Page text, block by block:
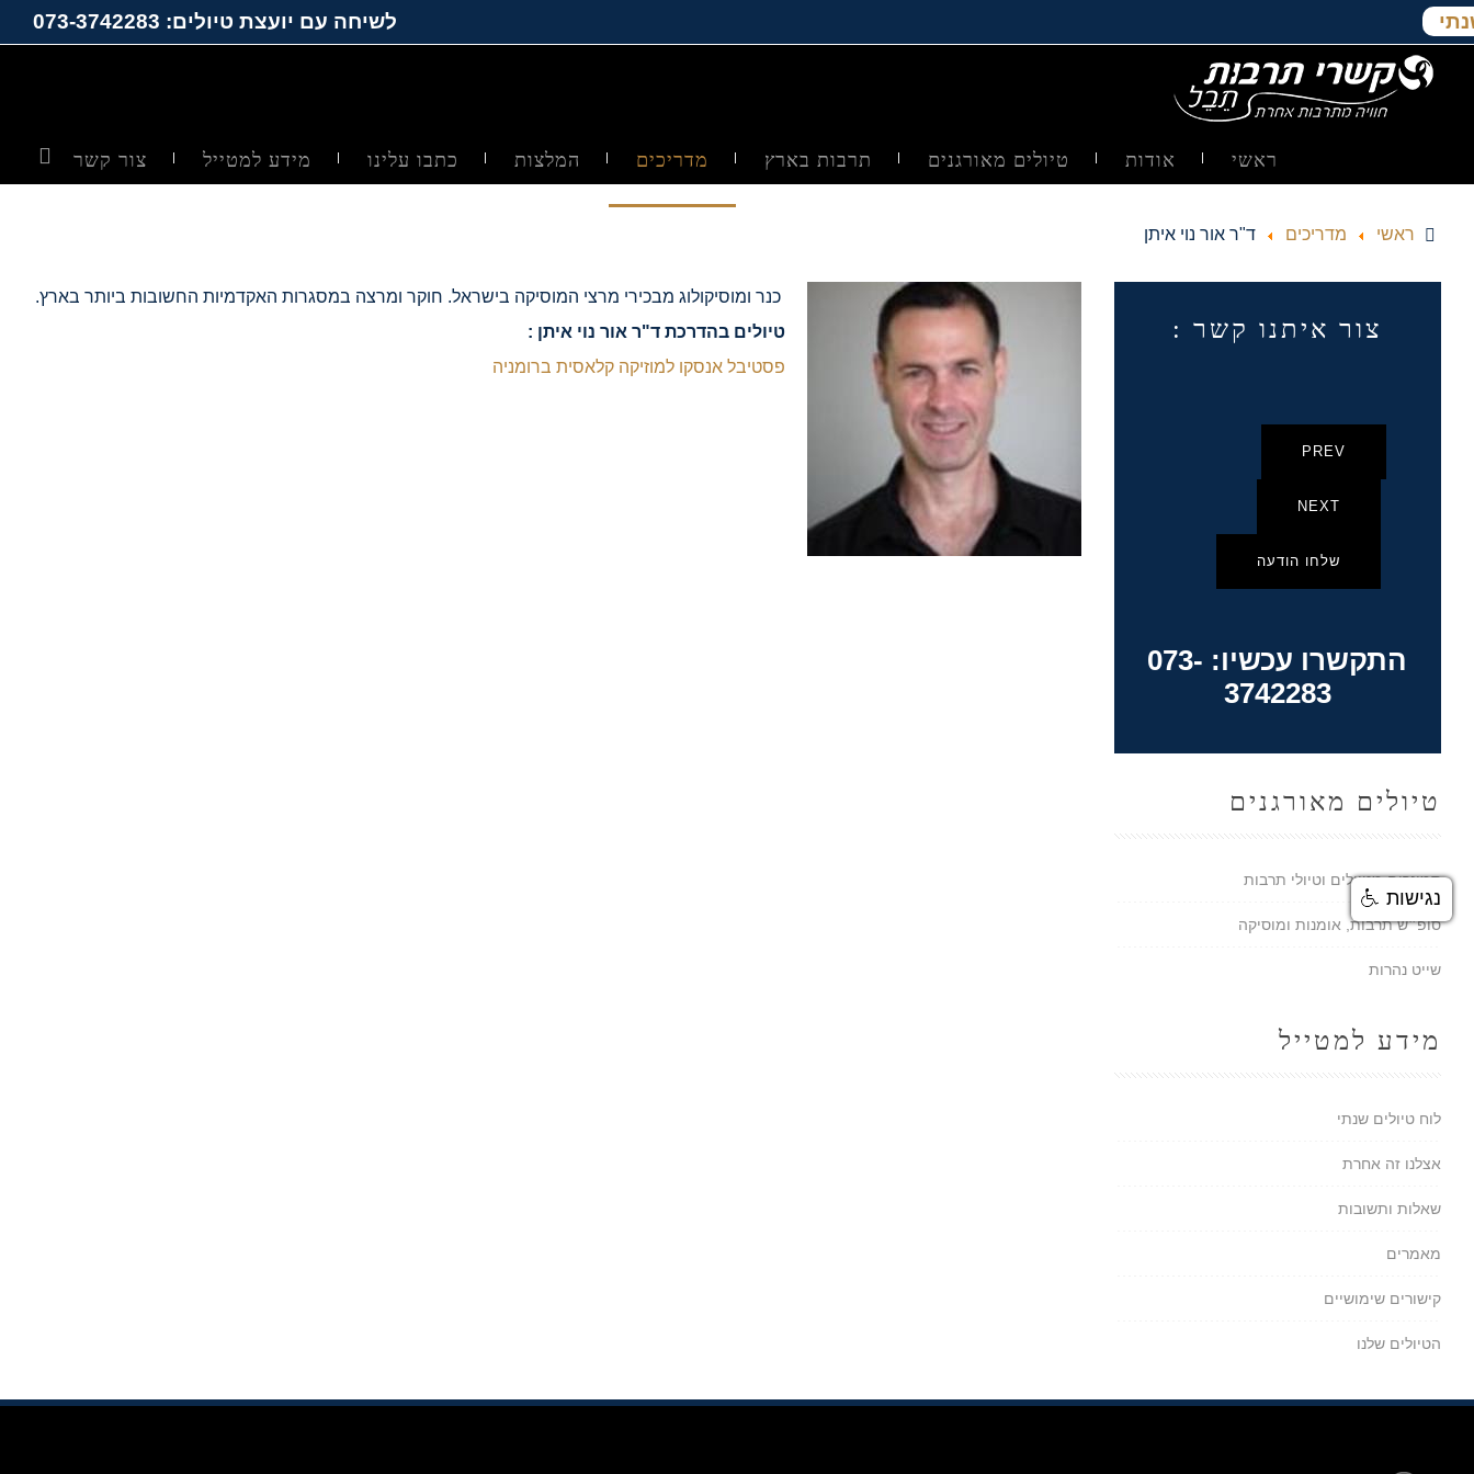
לשיחה עם יועצת טיולים: 073-3742283
ראשי אודות טיולים מאורגנים תרבות בארץ מדריכים המלצות כתבו עלינו מידע למטייל צור קשר
ראשי מדריכים ד"ר אור נוי איתן
כנר ומוסיקולוג מבכירי מרצי המוסיקה בישראל. חוקר ומרצה במסגרות האקדמיות החשובות ביותר בארץ.
טיולים בהדרכת ד"ר אור נוי איתן :
פסטיבל אנסקו למוזיקה קלאסית ברומניה
צור איתנו קשר :
PREV
NEXT
שלחו הודעה
התקשרו עכשיו: 073-
3742283
טיולים מאורגנים
סמינרים מטיילים וטיולי תרבות
סופ״ש תרבות, אומנות ומוסיקה
שייט נהרות
מידע למטייל
לוח טיולים שנתי
אצלנו זה אחרת
שאלות ותשובות
מאמרים
קישורים שימושיים
הטיולים שלנו
נגישות